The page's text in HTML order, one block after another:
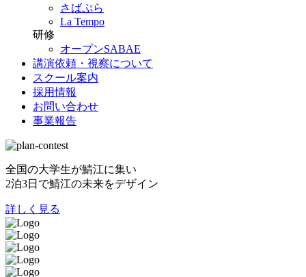
さばぷら
La Tempo
研修
オープンSABAE
講演依頼・視察について
スクール案内
採用情報
お問い合わせ
事業報告
全国の大学生が鯖江に集い
2泊3日で鯖江の未来をデザイン
詳しく見る